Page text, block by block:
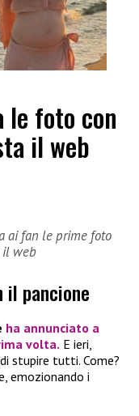
le foto con
il web
ai fan le prime foto
il web
il pancione
ha annunciato a
volta. E ieri,
stupire tutti. Come?
emozionando i